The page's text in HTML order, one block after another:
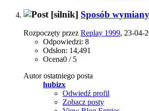
[silnik] Sposób
Rozpoczęty przez Replay 1999, 23-04-
Odpowiedzi: 8
Odsłon: 14,491
Ocena0 / 5
Autor ostatniego posta
hubizx
Odwiedź profil
Zobacz posty